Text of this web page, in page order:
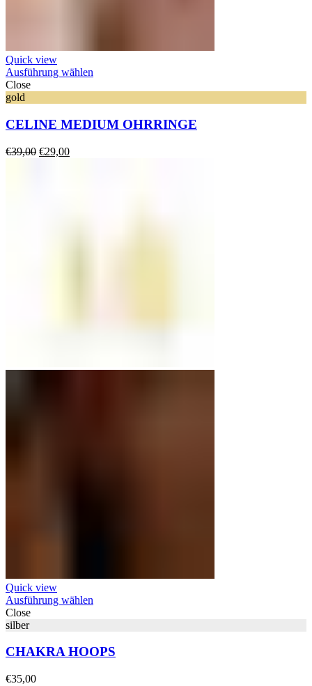
Quick view
Ausführung wählen
Close
gold
CELINE MEDIUM OHRRINGE
€39,00 Ursprünglicher
€29,00Aktueller
Quick view
Ausführung wählen
Close
silber
CHAKRA HOOPS
€35,00